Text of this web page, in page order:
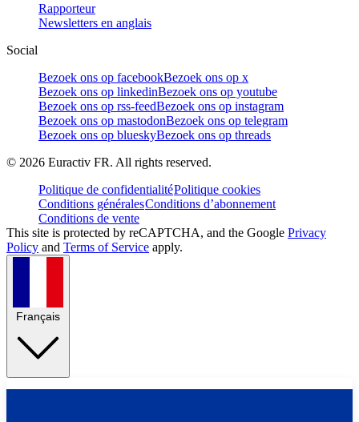
Rapporteur
Newsletters en anglais
Social
Bezoek ons op facebookBezoek ons op x
Bezoek ons op linkedinBezoek ons op youtube
Bezoek ons op rss-feedBezoek ons op instagram
Bezoek ons op mastodonBezoek ons op telegram
Bezoek ons op blueskyBezoek ons op threads
© 2026 Euractiv FR. All rights reserved.
Politique de confidentialitéPolitique cookies
Conditions généralesConditions d’abonnement
Conditions de vente
This site is protected by reCAPTCHA, and the Google Privacy
Policy and Terms of Service apply.
Français